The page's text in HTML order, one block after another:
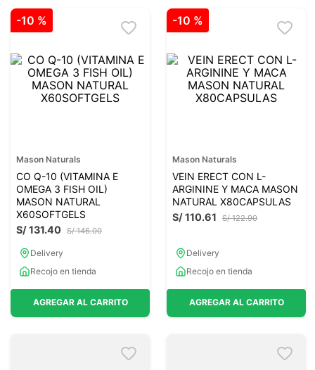
-10 %
Mason Naturals
CO Q-10 (VITAMINA E
OMEGA 3 FISH OIL)
MASON NATURAL
X60SOFTGELS
S/ 146.00
S/131.40
Delivery
Recojo en tienda
AGREGAR AL CARRITO
-10 %
Mason Naturals
VEIN ERECT CON L-
ARGININE Y MACA MASON
NATURAL X80CAPSULAS
S/ 122.90
S/110.61
Delivery
Recojo en tienda
AGREGAR AL CARRITO